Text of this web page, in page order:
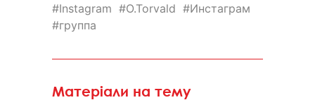
Instagram
O.Torvald
Инстаграм
группа
Матеріали на тему